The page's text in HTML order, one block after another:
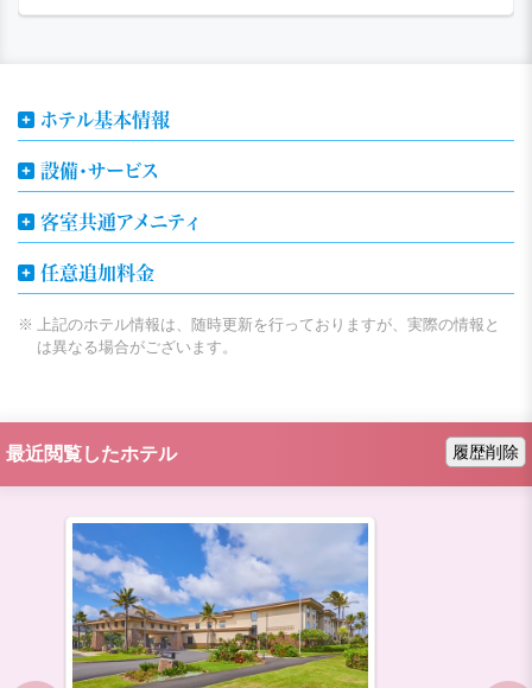
ホテル基本情報
設備・サービス
客室共通アメニティ
任意追加料金
上記のホテル情報は、随時更新を行っておりますが、実際の情報と
は異なる場合がございます。
最近閲覧したホテル 履歴削除